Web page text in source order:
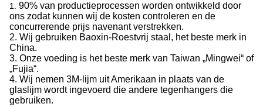
1. 90% van productieprocessen worden ontwikkeld door
ons zodat kunnen wij de kosten controleren en de
concurrerende prijs navenant verstrekken.
2. Wij gebruiken Baoxin-Roestvrij staal, het beste merk in
China.
3. Onze voeding is het beste merk van Taiwan „Mingwei“ of
„Fujia“.
4. Wij nemen 3M-lijm uit Amerikaan in plaats van de
glaslijm wordt ingevoerd die andere tegenhangers die
gebruiken.